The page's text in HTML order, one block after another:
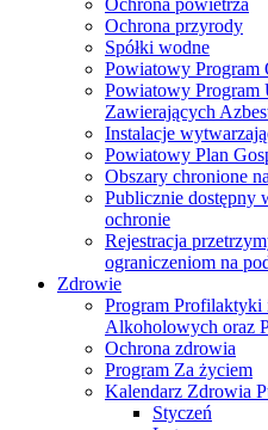
Ochrona powietrza
Ochrona przyrody
Spółki wodne
Powiatowy Program
Powiatowy Program
Zawierających
Instalacje
Powiatowy Plan
Obszary chronione
Publicznie dostępny
ochronie
Rejestracja
ograniczeniom na
Zdrowie
Program
Alkoholowych oraz
Ochrona zdrowia
Program Za życiem
Kalendarz Zdrowia
Styczeń